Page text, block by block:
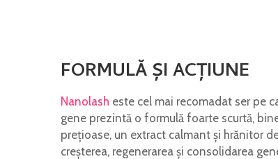
FORMULĂ ȘI ACȚIUNE
Nanolash este cel mai recomadat ser pe
gene prezintă o formulă foarte scurtă,
prețioase, un extract calmant și hrănitor
creșterea, regenerarea și consolidarea